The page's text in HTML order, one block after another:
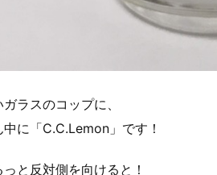
ガラスのコップに、
中に「C.C.Lemon」です！
っと反対側を向けると！